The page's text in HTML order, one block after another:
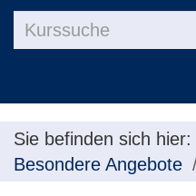
Sie befinden sich hier:
Besondere Angebote